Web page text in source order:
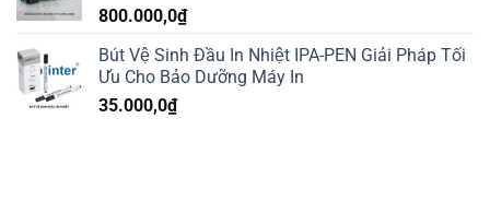
800.000,0₫
Bút Vệ Sinh Đầu In Nhiệt IPA-PEN Giải Pháp Tối
Ưu Cho Bảo Dưỡng Máy In
35.000,0₫